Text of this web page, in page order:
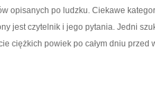
opisanych po ludzku. Ciekawe
jest czytelnik i jego pytania. Jedni
ciężkich powiek po całym dniu przed